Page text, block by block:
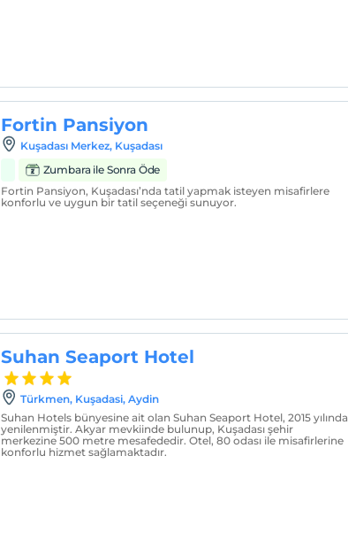
Fortin Pansiyon
Kuşadası Merkez, Kuşadası
Zumbara ile Sonra Öde
Fortin Pansiyon, Kuşadası’nda tatil yapmak isteyen misafirlere
konforlu ve uygun bir tatil seçeneği sunuyor.
Suhan Seaport Hotel
Türkmen, Kuşadasi, Aydin
Suhan Hotels bünyesine ait olan Suhan Seaport Hotel, 2015 yılında
yenilenmiştir. Akyar mevkiinde bulunup, Kuşadası şehir
merkezine 500 metre mesafededir. Otel, 80 odası ile misafirlerine
konforlu hizmet sağlamaktadır.